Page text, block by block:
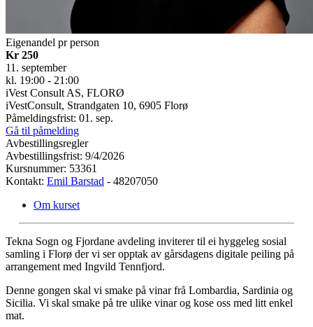
Eigenandel pr person
Kr 250
11. september
kl. 19:00 - 21:00
iVest Consult AS, FLORØ
iVestConsult, Strandgaten 10, 6905 Florø
Påmeldingsfrist: 01. sep.
Gå til påmelding
Avbestillingsregler
Avbestillingsfrist: 9/4/2026
Kursnummer: 53361
Kontakt: Emil Barstad - 48207050
Om kurset
Tekna Sogn og Fjordane avdeling inviterer til ei hyggeleg sosial
samling i Florø der vi ser opptak av gårsdagens digitale peiling på
arrangement med Ingvild Tennfjord.
Denne gongen skal vi smake på vinar frå Lombardia, Sardinia og
Sicilia. Vi skal smake på tre ulike vinar og kose oss med litt enkel
mat.